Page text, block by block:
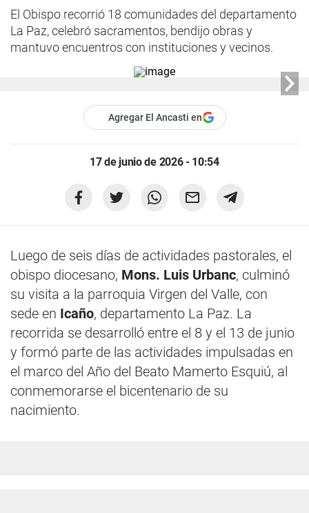
El Obispo recorrió 18 comunidades del departamento
La Paz, celebró sacramentos, bendijo obras y
mantuvo encuentros con instituciones y vecinos.
Agregar El Ancasti en
17 de junio de 2026 - 10:54
Luego de seis días de actividades pastorales, el
obispo diocesano, Mons. Luis Urbanc, culminó
su visita a la parroquia Virgen del Valle, con
sede en Icaño, departamento La Paz. La
recorrida se desarrolló entre el 8 y el 13 de junio
y formó parte de las actividades impulsadas en
el marco del Año del Beato Mamerto Esquiú, al
conmemorarse el bicentenario de su
nacimiento.